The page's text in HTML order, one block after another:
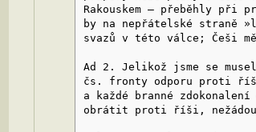
Rakouskem — přeběhly
by na nepřátelské straně
svazů v této válce; Češi
Ad 2. Jelikož jsme se
čs. fronty odporu proti říši
a každé branné
obrátit proti říši,